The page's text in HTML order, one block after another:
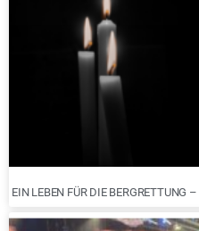
EIN LEBEN FÜR DIE BERGRETTUNG